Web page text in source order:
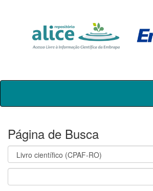
Skip
Página de Busca